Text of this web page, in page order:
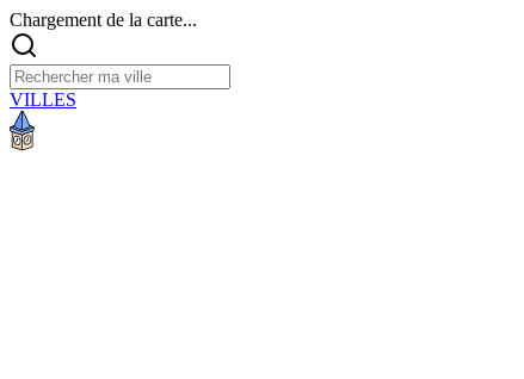
Chargement de la carte...
VILLES